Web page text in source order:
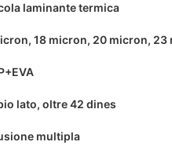
laminante termica
18 micron, 20 micron,
lato, oltre 42 dines
multipla